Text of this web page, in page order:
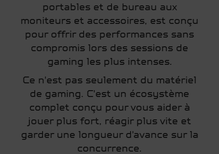
portables et de bureau aux
moniteurs et accessoires, est conçu
pour offrir des performances sans
compromis lors des sessions de
gaming les plus intenses.
Ce n'est pas seulement du matériel
de gaming. C'est un écosystème
complet conçu pour vous aider à
jouer plus fort, réagir plus vite et
garder une longueur d'avance sur la
concurrence.